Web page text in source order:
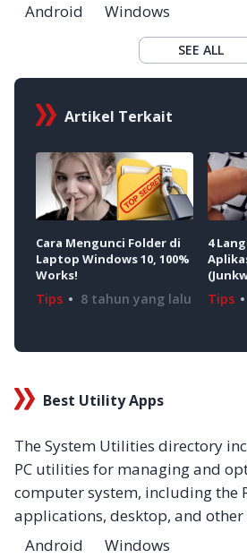
Android
Windows
SEE ALL
Artikel Terkait
Cara Mengunci Folder di
Laptop Windows 10, 100%
Works!
Tips 8 tahun yang lalu
4
Kamu
Tips
Best Utility Apps
The System Utilities directory
PC utilities for managing and
computer system, including the
applications, desktop, and other
Android
Windows